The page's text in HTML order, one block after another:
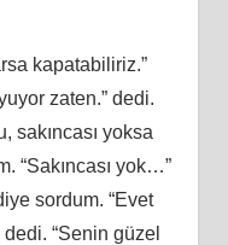
kapatabiliriz.”
zaten.” dedi.
sakıncası yoksa
“Sakıncası yok…”
sordum. “Evet
“Senin güzel